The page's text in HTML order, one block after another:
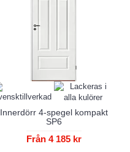
Innerdörr 4-spegel kompakt
SP6
Från 4 185 kr